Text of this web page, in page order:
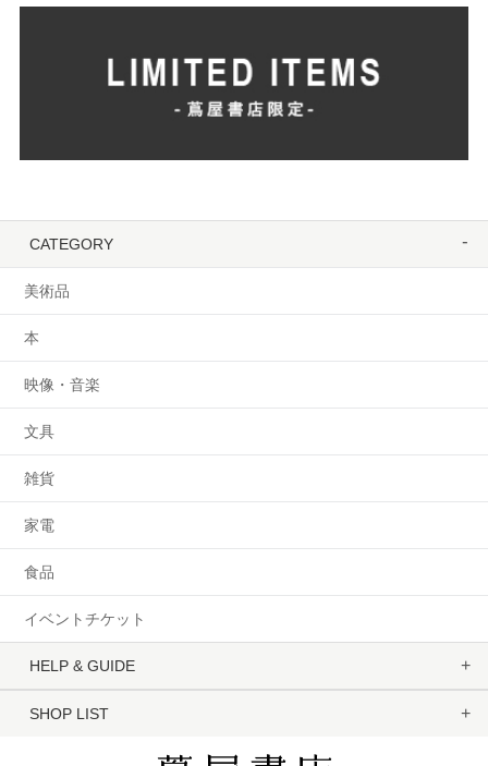
CATEGORY
美術品
本
映像・音楽
文具
雑貨
家電
食品
イベントチケット
HELP & GUIDE
SHOP LIST